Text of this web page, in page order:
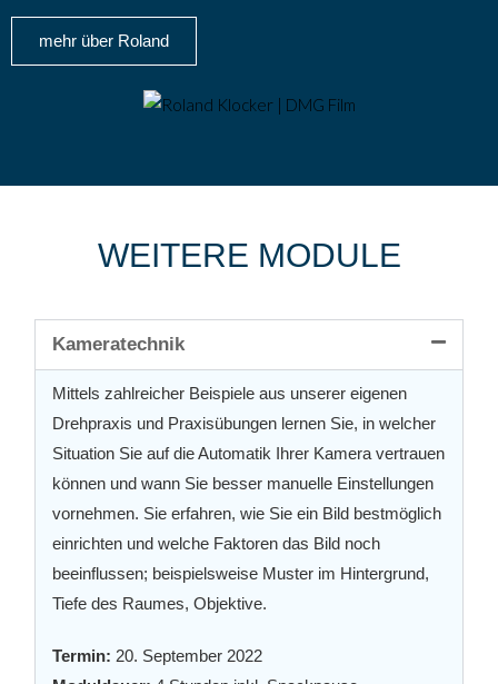
mehr über Roland
WEITERE MODULE
Kameratechnik
Mittels zahlreicher Beispiele aus unserer eigenen
Drehpraxis und Praxisübungen lernen Sie, in welcher
Situation Sie auf die Automatik Ihrer Kamera vertrauen
können und wann Sie besser manuelle Einstellungen
vornehmen. Sie erfahren, wie Sie ein Bild bestmöglich
einrichten und welche Faktoren das Bild noch
beeinflussen; beispielsweise Muster im Hintergrund,
Tiefe des Raumes, Objektive.
Termin: 20. September 2022